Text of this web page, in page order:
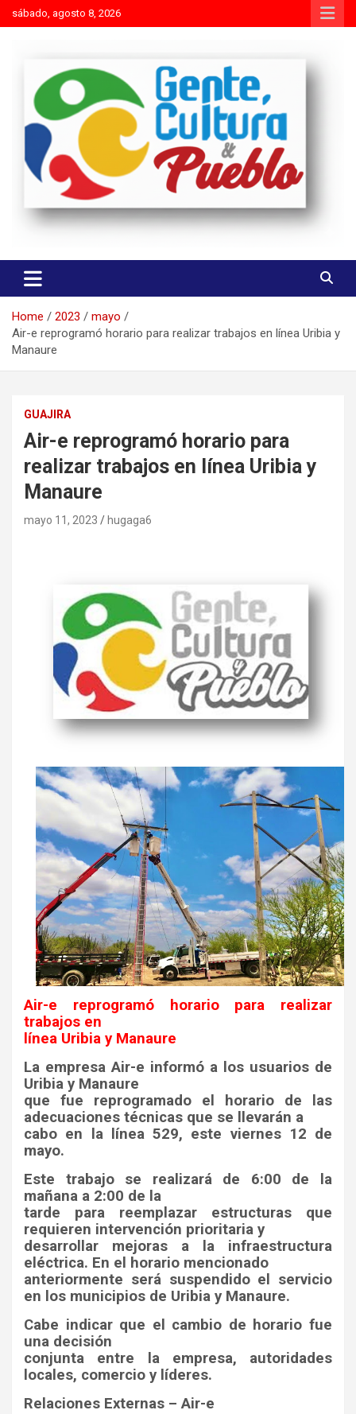
Skip
to
sábado, agosto 8, 2026
Gente Cultura y Pueblo
Home 2023
mayo
Air-e reprogramó horario para realizar trabajos en línea Uribia y
Manaure
GUAJIRA
Air-e reprogramó horario para
realizar trabajos en línea Uribia y
Manaure
mayo 11, 2023 hugaga6
Air-e reprogramó horario para realizar
trabajos en
línea Uribia y Manaure
La empresa Air-e informó a los usuarios de
Uribia y Manaure
que fue reprogramado el horario de las
adecuaciones técnicas que se llevarán a
cabo en la línea 529, este viernes 12 de
mayo.
Este trabajo se realizará de 6:00 de la
mañana a 2:00 de la
tarde para reemplazar estructuras que
requieren intervención prioritaria y
desarrollar mejoras a la infraestructura
eléctrica. En el horario mencionado
anteriormente será suspendido el servicio
en los municipios de Uribia y Manaure.
Cabe indicar que el cambio de horario fue
una decisión
conjunta entre la empresa, autoridades
locales, comercio y líderes.
Relaciones Externas – Air-e